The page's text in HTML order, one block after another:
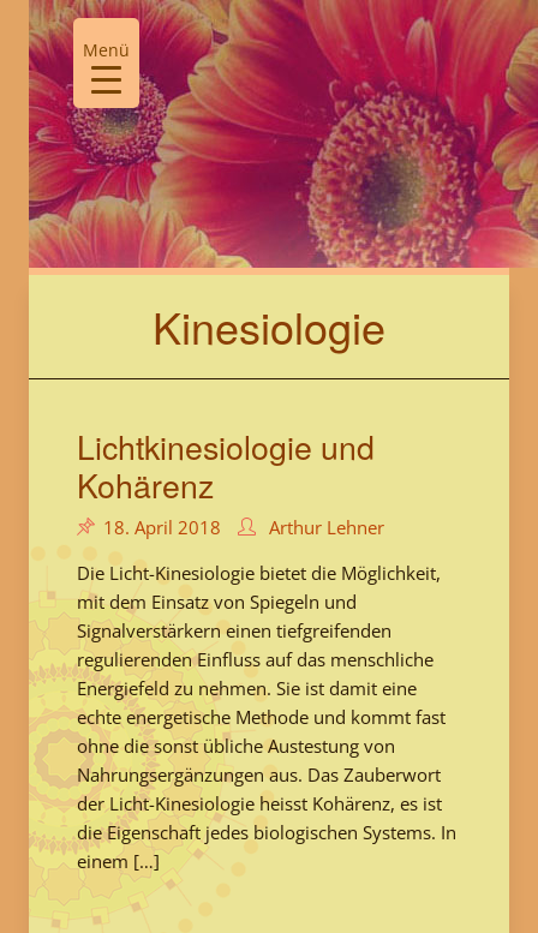
Skip
to
content
Kinesiologie
Lichtkinesiologie und
Kohärenz
18. April 2018
Arthur Lehner
Die Licht-Kinesiologie bietet die Möglichkeit,
mit dem Einsatz von Spiegeln und
Signalverstärkern einen tiefgreifenden
regulierenden Einfluss auf das menschliche
Energiefeld zu nehmen. Sie ist damit eine
echte energetische Methode und kommt fast
ohne die sonst übliche Austestung von
Nahrungsergänzungen aus. Das Zauberwort
der Licht-Kinesiologie heisst Kohärenz, es ist
die Eigenschaft jedes biologischen Systems. In
einem […]
Menü